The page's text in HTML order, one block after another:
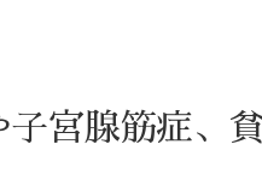
宮腺筋症、